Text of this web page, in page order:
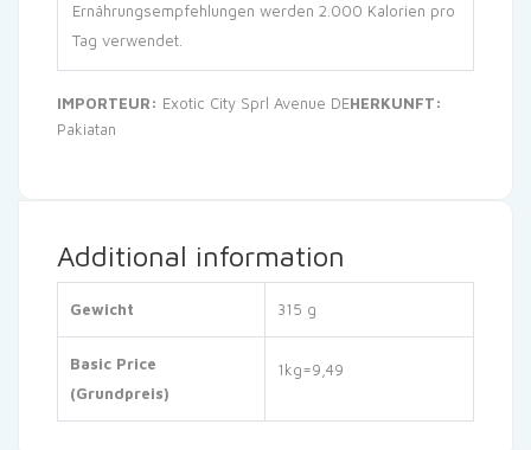
Ernährungsempfehlungen werden 2.000 Kalorien pro
Tag verwendet.
IMPORTEUR: Exotic City Sprl Avenue DEHERKUNFT:
Pakiatan
Additional information
Gewicht 315 g
Basic Price
(Grundpreis)
1kg=9,49